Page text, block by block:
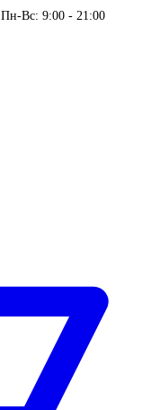
Пн-Вс: 9:00 - 21:00